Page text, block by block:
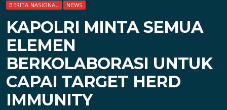
BERITA NASIONAL NEWS
KAPOLRI MINTA SEMUA
ELEMEN
BERKOLABORASI UNTUK
CAPAI TARGET HERD
IMMUNITY